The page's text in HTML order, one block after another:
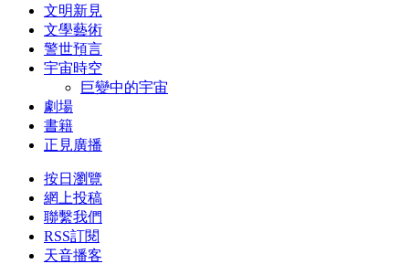
文明新見
文學藝術
警世預言
宇宙時空
巨變中的宇宙
劇場
書籍
正見廣播
按日瀏覽
網上投稿
聯繫我們
RSS訂閱
天音播客